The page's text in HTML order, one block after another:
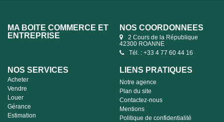
MA BOITE COMMERCE ET
ENTREPRISE
NOS COORDONNÉES
2 Cours de la République
42300 ROANNE
Tél. : +33 4 77 60 44 16
NOS SERVICES
Acheter
Vendre
Louer
Gérance
Estimation
LIENS PRATIQUES
Notre agence
Plan du site
Contactez-nous
Mentions
Politique de confidentialité